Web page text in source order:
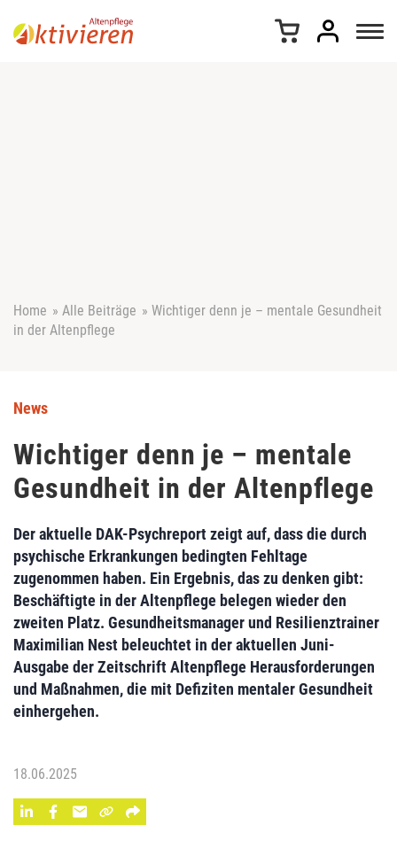
Home » Alle Beiträge » Wichtiger denn je – mentale Gesundheit
in der Altenpflege
News
Wichtiger denn je – mentale
Gesundheit in der Altenpflege
Der aktuelle DAK-Psychreport zeigt auf, dass die durch
psychische Erkrankungen bedingten Fehltage
zugenommen haben. Ein Ergebnis, das zu denken gibt:
Beschäftigte in der Altenpflege belegen wieder den
zweiten Platz. Gesundheitsmanager und Resilienztrainer
Maximilian Nest beleuchtet in der aktuellen Juni-
Ausgabe der Zeitschrift Altenpflege Herausforderungen
und Maßnahmen, die mit Defiziten mentaler Gesundheit
einhergehen.
18.06.2025